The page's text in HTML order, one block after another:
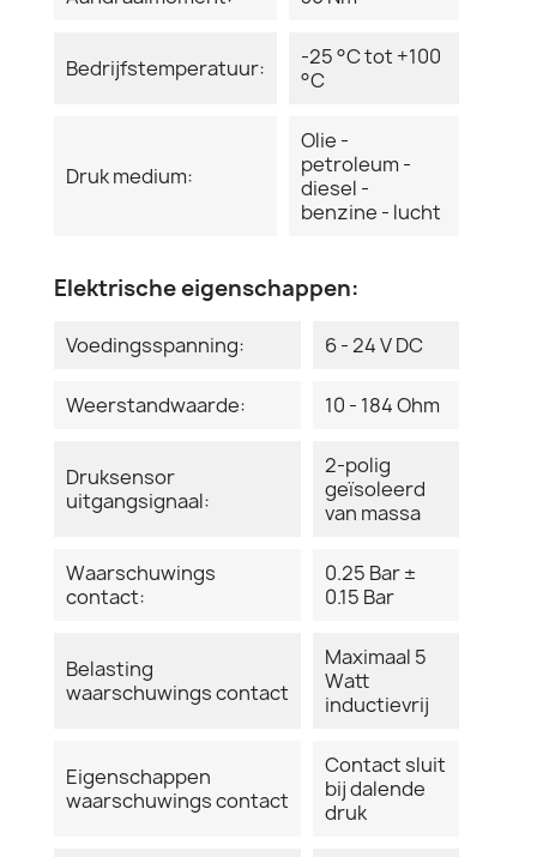
Bedrijfstemperatuur:
-25 °C tot +100
°C
Druk medium:
Olie -
petroleum -
diesel -
benzine - lucht
Elektrische eigenschappen:
Voedingsspanning: 6 - 24 V DC
Weerstandwaarde: 10 - 184 Ohm
Druksensor
uitgangsignaal:
2-polig
geïsoleerd
van massa
Waarschuwings
contact:
0.25 Bar ±
0.15 Bar
Belasting
waarschuwings contact
Maximaal 5
Watt
inductievrij
Eigenschappen
waarschuwings contact
Contact sluit
bij dalende
druk